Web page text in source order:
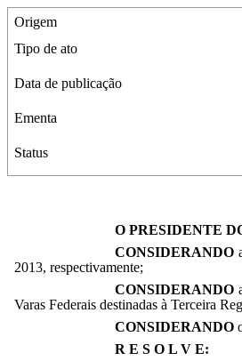
Origem
Tipo de ato
Data de publicação
Ementa
Status
O PRESIDENTE
CONSIDERANDO
2013, respectivamente;
CONSIDERANDO
Varas Federais destinadas à Terceira
CONSIDERANDO
R E S O L V E: